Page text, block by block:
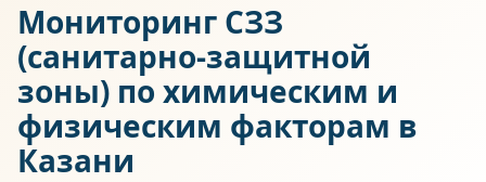
Мониторинг СЗЗ
(санитарно-защитной
зоны) по химическим и
физическим факторам в
Казани